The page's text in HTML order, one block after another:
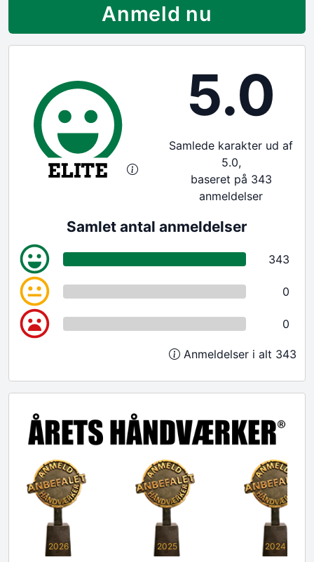
Anmeld nu
5.0
Samlede karakter ud af
5.0,
baseret på 343
anmeldelser
Samlet antal anmeldelser
343
0
0
Anmeldelser i alt 343
2026 2025 2024